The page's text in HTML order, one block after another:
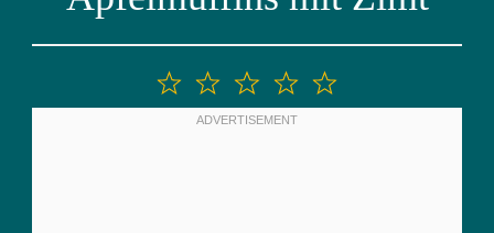
5
4
Sterne
3
Sterne
2
Sterne
1
Stern